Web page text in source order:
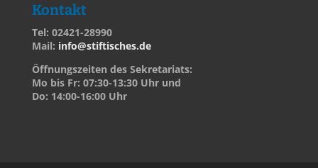
Kontakt
Tel: 02421-28990
Mail: info@stiftisches.de
Öffnungszeiten des Sekretariats:
Mo bis Fr: 07:30-13:30 Uhr und
Do: 14:00-16:00 Uhr